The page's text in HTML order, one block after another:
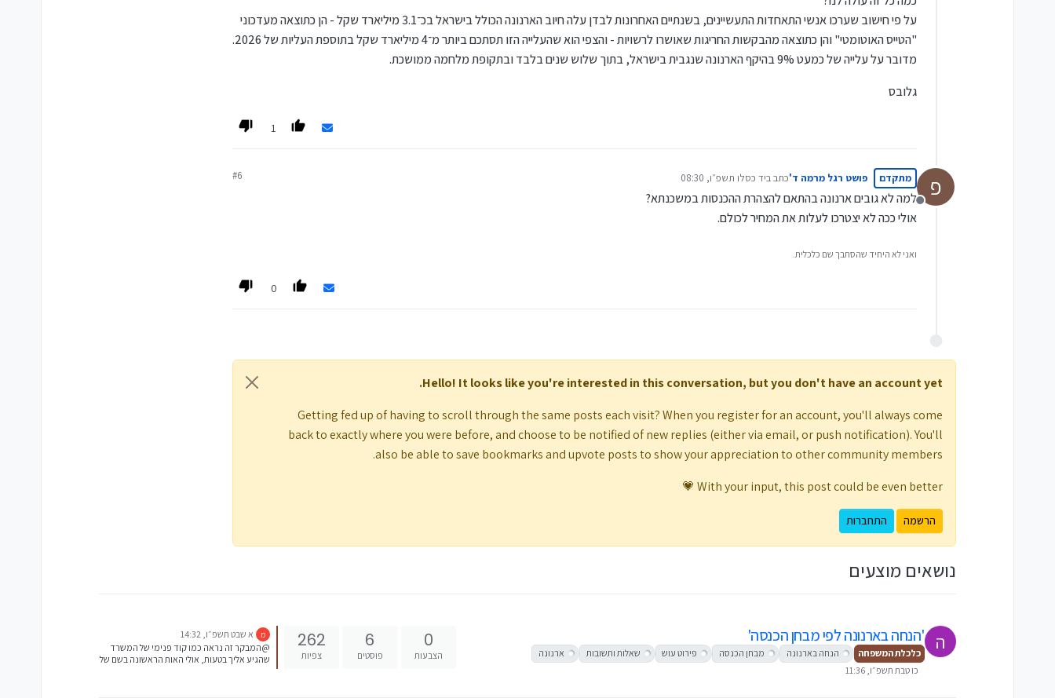
על פי חישוב שערכו אנשי התאחדות התעשיינים, בשנתיים האחרונות לבדן עלה חיוב הארנונה הכולל בישראל בכ־3.1 מיליארד שקל - הן כתוצאה מעדכוני
"הטייס האוטומטי" והן כתוצאה מהבקשות החריגות שאושרו לרשויות - והצפי הוא שהעלייה הזו תסתכם ביותר מ־4 מיליארד שקל בתוספת העליות של 2026.
מדובר על עלייה של כמעט 9% בהיקף הארנונה שנגבית בישראל, בתוך שלוש שנים בלבד ובתקופת מלחמה ממושכת.
גלובס
1
פ
מנותק
מתקדם פושט רגל מרמה ד'כתב ביד כסלו תשפ״ו, 08:30
נערך לאחרונה על ידי
#6
למה לא גובים ארנונה בהתאם להצהרת ההכנסות במשכנתא?
אולי ככה לא יצטרכו לעלות את המחיר לכולם.
ואני לא היחיד שהסתבך שם כלכלית.
0
Hello! It looks like you're interested in this conversation, but you don't have an account yet.
Getting fed up of having to scroll through the same posts each visit? When you register for an account, you'll always come
back to exactly where you were before, and choose to be notified of new replies (either via email, or push notification). You'll
also be able to save bookmarks and upvote posts to show your appreciation to other community members.
With your input, this post could be even better 💗
הרשמה התחברות
נושאים מוצעים
ה 'הנחה בארנונה לפי מבחן הכנסה'
כלכלת המשפחה הנחה בארנונה מבחן הכנסה פירוט עוש שאלות ותשובות
ארנונה
כו טבת תשפ״ו, 11:36
0
הצבעות
6
פוסטים
262
צפיות
מ
א שבט תשפ״ו, 14:32
@המבקר זה נראה כמו קוד פנימי של המשרד
שהגיע אליך בטעות, אולי האות הראשונה בשם של